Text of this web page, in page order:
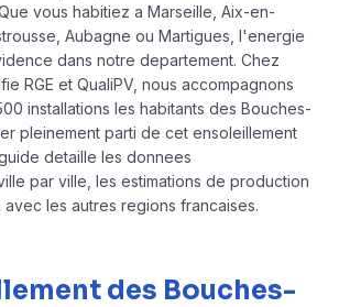
vous habitiez a Marseille, Aix-en-
Aubagne ou Martigues, l'energie
dans notre departement. Chez
RGE et QualiPV, nous accompagnons
installations les habitants des Bouches-
pleinement parti de cet ensoleillement
detaille les donnees
par ville, les estimations de production
les autres regions francaises.
des Bouches-